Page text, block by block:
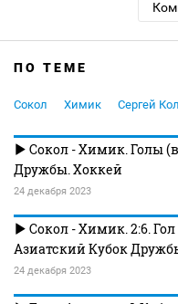
ПО ТЕМЕ
Сокол Химик Сергей
Сокол - Химик. Голы
Дружбы. Хоккей
24 декабря 2023
Сокол - Химик. 2:6.
Азиатский Кубок
24 декабря 2023